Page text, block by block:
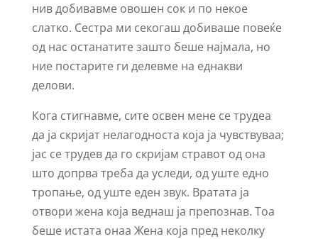
нив добивавме овошен сок и по некоe
слаткo. Сестра ми секогаш добиваше повеќе
од нас останатите зашто беше најмала, но
ние постарите ги делевме на еднакви
делови.
Кога стигнавме, сите освен мене се трудеа
да ја скријат нелагодноста која ја чувствуваа;
јас се трудев да го скријам стравот од она
што допрва треба да уследи, од уште едно
тропање, од уште еден звук. Вратата ја
отвори жена која веднаш ја препознав. Тоа
беше истата онаа Жена која пред неколку